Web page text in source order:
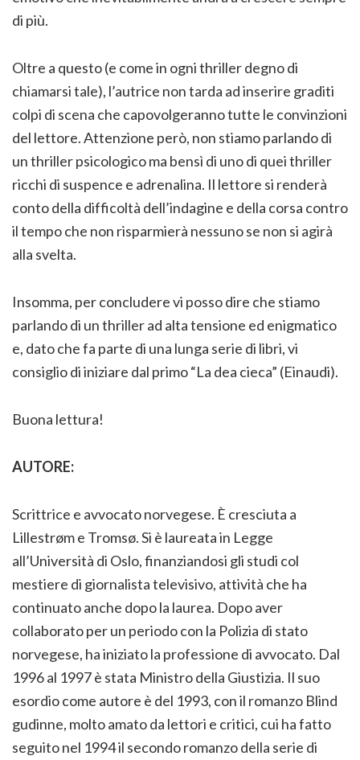
di più.
Oltre a questo (e come in ogni thriller degno di
chiamarsi tale), l’autrice non tarda ad inserire graditi
colpi di scena che capovolgeranno tutte le convinzioni
del lettore. Attenzione però, non stiamo parlando di
un thriller psicologico ma bensì di uno di quei thriller
ricchi di suspence e adrenalina. Il lettore si renderà
conto della difficoltà dell’indagine e della corsa contro
il tempo che non risparmierà nessuno se non si agirà
alla svelta.
Insomma, per concludere vi posso dire che stiamo
parlando di un thriller ad alta tensione ed enigmatico
e, dato che fa parte di una lunga serie di libri, vi
consiglio di iniziare dal primo “La dea cieca” (Einaudi).
Buona lettura!
AUTORE:
Scrittrice e avvocato norvegese. È cresciuta a
Lillestrøm e Tromsø. Si è laureata in Legge
all’Università di Oslo, finanziandosi gli studi col
mestiere di giornalista televisivo, attività che ha
continuato anche dopo la laurea. Dopo aver
collaborato per un periodo con la Polizia di stato
norvegese, ha iniziato la professione di avvocato. Dal
1996 al 1997 è stata Ministro della Giustizia. Il suo
esordio come autore è del 1993, con il romanzo Blind
gudinne, molto amato da lettori e critici, cui ha fatto
seguito nel 1994 il secondo romanzo della serie di